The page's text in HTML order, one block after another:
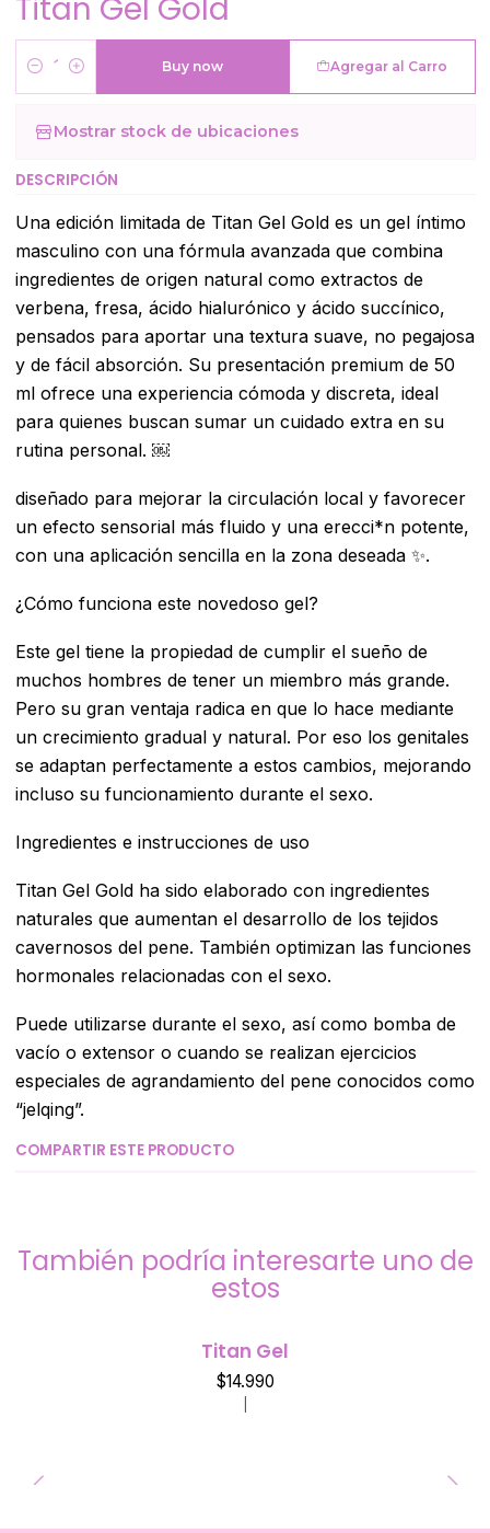
Titan Gel Gold
Cantidad
Agregar al Carro
Buy now
Mostrar stock de ubicaciones
DESCRIPCIÓN
Una edición limitada de Titan Gel Gold es un gel íntimo
masculino con una fórmula avanzada que combina
ingredientes de origen natural como extractos de
verbena, fresa, ácido hialurónico y ácido succínico,
pensados para aportar una textura suave, no pegajosa
y de fácil absorción. Su presentación premium de 50
ml ofrece una experiencia cómoda y discreta, ideal
para quienes buscan sumar un cuidado extra en su
rutina personal. ￼
diseñado para mejorar la circulación local y favorecer
un efecto sensorial más fluido y una erecci*n potente,
con una aplicación sencilla en la zona deseada ✨.
¿Cómo funciona este novedoso gel?
Este gel tiene la propiedad de cumplir el sueño de
muchos hombres de tener un miembro más grande.
Pero su gran ventaja radica en que lo hace mediante
un crecimiento gradual y natural. Por eso los genitales
se adaptan perfectamente a estos cambios, mejorando
incluso su funcionamiento durante el sexo.
Ingredientes e instrucciones de uso
Titan Gel Gold ha sido elaborado con ingredientes
naturales que aumentan el desarrollo de los tejidos
cavernosos del pene. También optimizan las funciones
hormonales relacionadas con el sexo.
Puede utilizarse durante el sexo, así como bomba de
vacío o extensor o cuando se realizan ejercicios
especiales de agrandamiento del pene conocidos como
“jelqing”.
COMPARTIR ESTE PRODUCTO
También podría interesarte uno de
estos
Titan Gel
$14.990